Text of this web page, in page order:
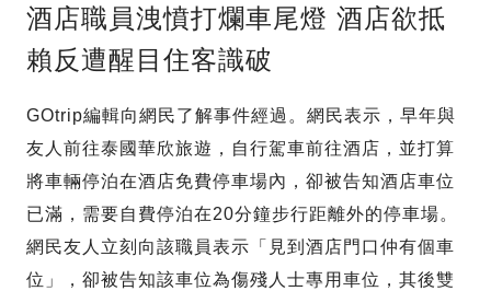
酒店職員洩憤打爛車尾燈 酒店欲抵
賴反遭醒目住客識破
GOtrip編輯向網民了解事件經過。網民表示，早年與
友人前往泰國華欣旅遊，自行駕車前往酒店，並打算
將車輛停泊在酒店免費停車場內，卻被告知酒店車位
已滿，需要自費停泊在20分鐘步行距離外的停車場。
網民友人立刻向該職員表示「見到酒店門口仲有個車
位」，卻被告知該車位為傷殘人士專用車位，其後雙